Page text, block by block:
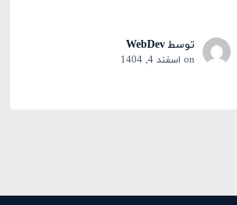
توسطWebDev
on اسفند 4, 1404